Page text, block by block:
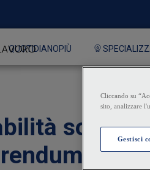
QUOTIDIANOPIÙ